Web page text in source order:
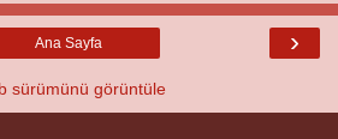
›
Ana Sayfa
sürümünü görüntüle